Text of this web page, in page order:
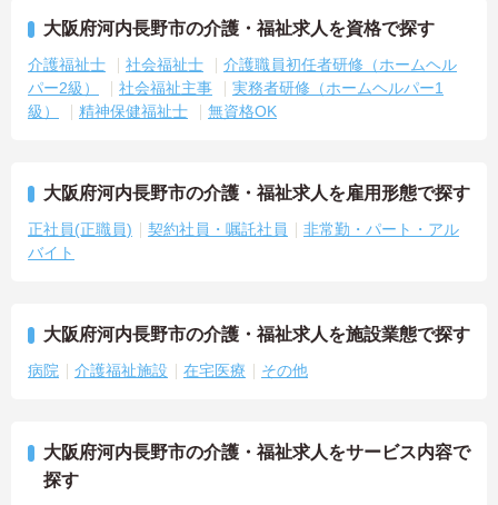
大阪府河内長野市の介護・福祉求人を資格で探す
介護福祉士 社会福祉士
介護職員初任者研修（ホームヘル
パー2級）
社会福祉主事
実務者研修（ホームヘルパー1
級）
精神保健福祉士 無資格OK
大阪府河内長野市の介護・福祉求人を雇用形態で探す
正社員(正職員) 契約社員・嘱託社員
非常勤・パート・アル
バイト
大阪府河内長野市の介護・福祉求人を施設業態で探す
病院 介護福祉施設 在宅医療 その他
大阪府河内長野市の介護・福祉求人をサービス内容で
探す